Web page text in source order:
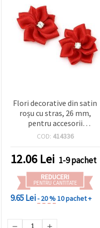
Flori decorative din satin
roșu cu stras, 26 mm,
pentru accesorii
handmade și decorarea
COD: 414336
12.06 Lei 1-9 pachet
REDUCERI
PENTRU CANTITATE
9.65 Lei- 20 %10 pachet +